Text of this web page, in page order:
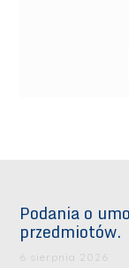
Podania o
przedmiotów.
6 sierpnia 2026